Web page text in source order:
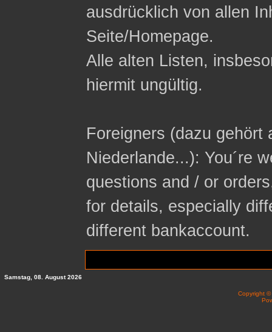
ausdrücklich von allen
Seite/Homepage.
Alle alten Listen,
hiermit ungültig.
Foreigners (dazu gehört
Niederlande...): You´re
questions and / or
for details, especially
different bankaccount.
Samstag, 08. August 2026
Copyright